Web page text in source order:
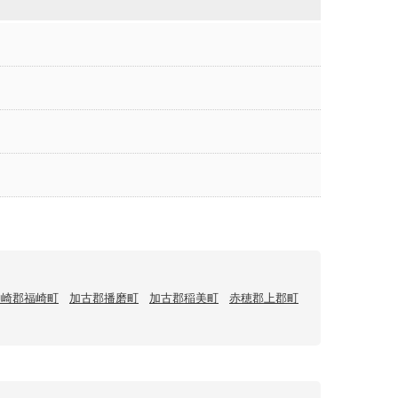
郡福崎町 加古郡播磨町 加古郡稲美町 赤穂郡上郡町